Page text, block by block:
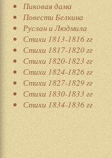
Пиковая дама
Повести Белкина
Руслан и Людмила
Стихи 1813-1816 гг
Стихи 1817-1820 гг
Стихи 1820-1823 гг
Стихи 1824-1826 гг
Стихи 1827-1829 гг
Стихи 1830-1833 гг
Стихи 1834-1836 гг